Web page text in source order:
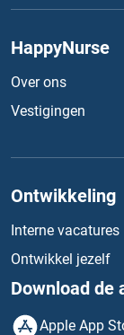
HappyNurse
Over ons
Vestigingen
Ontwikkeling
Interne vacatures
Ontwikkel jezelf
Download de
Apple App